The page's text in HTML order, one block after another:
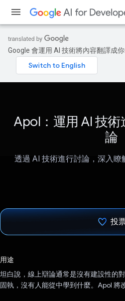
Google 會運用 AI 技術將內容翻譯成
Apol：運用 AI 技
論
透過 AI 技術進行討論，深入瞭
投
用途
坦白說，線上辯論通常是沒有建設性的
固執，沒有人能從中學到什麼。Apol 將